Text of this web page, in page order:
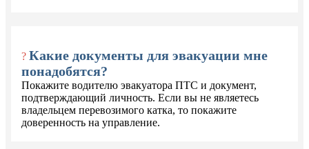
? Какие документы для эвакуации мне
понадобятся?
Покажите водителю эвакуатора ПТС и документ,
подтверждающий личность. Если вы не являетесь
владельцем перевозимого катка, то покажите
доверенность на управление.